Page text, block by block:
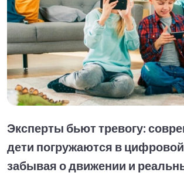
Эксперты бьют тревогу:
дети погружаются в
забывая о движении и